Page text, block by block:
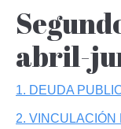
abril-
1. DEUDA
2. VINCULACIÓN